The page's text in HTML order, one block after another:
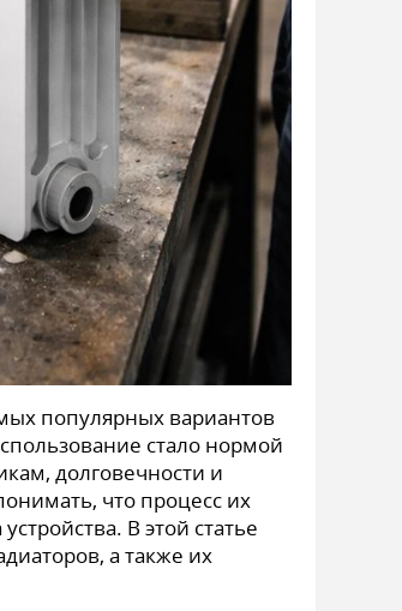
популярных вариантов
стало нормой
долговечности и
что процесс их
В этой статье
а также их